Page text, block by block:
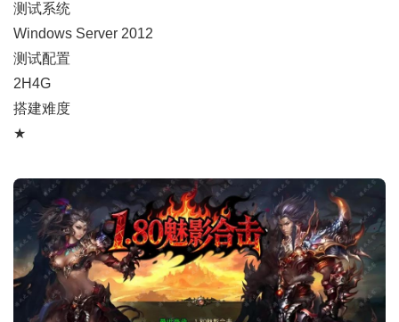
测试系统
Windows Server 2012
测试配置
2H4G
搭建难度
★